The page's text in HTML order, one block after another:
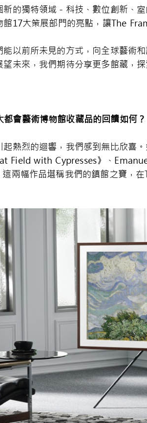
的獨特領域－科技、數位創新、
17大策展部門的亮點，讓The
以前所未見的方式，向全球藝術
未來，我們期待分享更多館藏，
都會藝術博物館收藏品的回饋如何？
熱烈的迴響，我們感到無比欣喜
Field with Cypresses》、
幅作品堪稱我們的鎮館之寶，